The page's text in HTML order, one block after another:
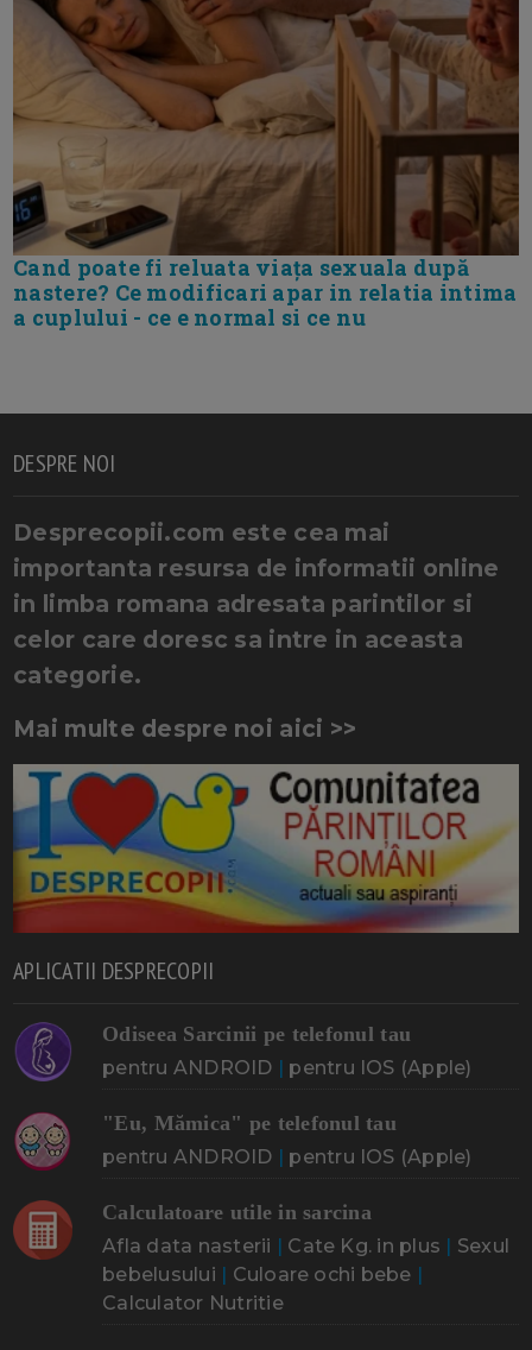
Cand poate fi reluata viața sexuala după
nastere? Ce modificari apar in relatia intima
a cuplului - ce e normal si ce nu
DESPRE NOI
Desprecopii.com este cea mai
importanta resursa de informatii online
in limba romana adresata parintilor si
celor care doresc sa intre in aceasta
categorie.
Mai multe despre noi aici >>
APLICATII DESPRECOPII
Odiseea Sarcinii pe telefonul tau
pentru ANDROID | pentru IOS (Apple)
"Eu, Mămica" pe telefonul tau
pentru ANDROID | pentru IOS (Apple)
Calculatoare utile in sarcina
Afla data nasterii | Cate Kg. in plus | Sexul
bebelusului | Culoare ochi bebe |
Calculator Nutritie